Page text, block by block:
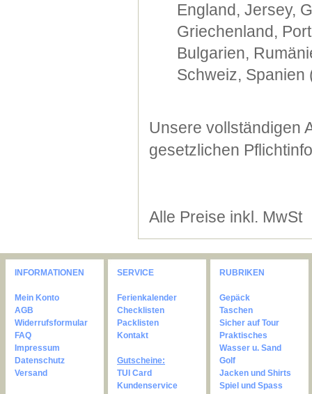
England, Jersey,
Griechenland,
Bulgarien,
Schweiz, Spanien
Unsere vollständigen
gesetzlichen
Alle Preise inkl. MwSt
INFORMATIONEN
Mein Konto
AGB
Widerrufsformular
FAQ
Impressum
Datenschutz
Versand
SERVICE
Ferienkalender
Checklisten
Packlisten
Kontakt
Gutscheine:
TUI Card
Kundenservice
RUBRIKEN
Gepäck
Taschen
Sicher auf Tour
Praktisches
Wasser u. Sand
Golf
Jacken und Shirts
Spiel und Spass